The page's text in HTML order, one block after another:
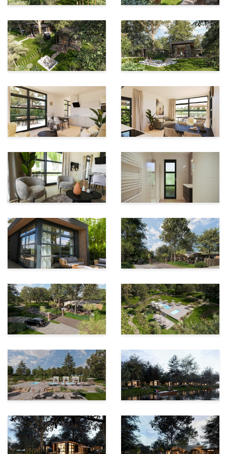
De lodge biedt u flexibele exploitatiemogelijkheden:
Volledig eigen gebruik: Uw eigen, exclusieve
toevluchtsoord om te ontsnappen aan de hectiek van
alledag.
Volledige verhuur: Professionele verhuur via het resort
met een zeer aantrekkelijk rendementsperspectief
(mogelijk tot circa 7% per jaar).
Een combinatie: Genieten wanneer u dat wilt en
renderen wanneer u er niet bent, verhuren is namelijk
niet verplicht!
De unieke locatie en omgeving
Lodges aan de Vecht beschikt over bijna een kilometer
aan exclusieve Vechtoever. Neem een verfrissende duik
vanuit de voortuin, gooi een hengel uit of stap zo in uw
sloep, kano of SUP vanaf de nabijgelegen
aanlegsteigers.
Het park ligt in het hart van het Vechtdal, direct aan het
bekende Pieterpad en diverse fietsroutes. De gezellige,
historische stad Ommen ligt om de hoek, en ook
cultuurhistorische parels zoals Dalfsen, Vilsteren en
natuurgebied De Sahara zijn binnen handbereik.
Daarnaast bent u via de nabijgelegen uitvalswegen
binnen no-time in Zwolle. Op het park zelf bevindt zich
een sfeervolle brasserie waar u het hele jaar door kunt
genieten van lokale streekgerechten.
Kenmerken & Bijzonderheden:
Luxe designlodge voor 4 tot 6 personen op een
verhoogde, beschutte locatie